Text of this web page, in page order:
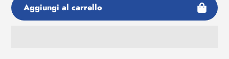
Aggiungi al carrello